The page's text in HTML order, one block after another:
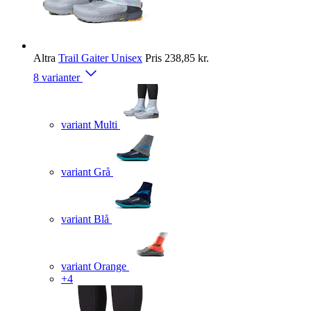
Altra Trail Gaiter Unisex Pris 238,85 kr.
8 varianter
variant Multi
variant Grå
variant Blå
variant Orange
+4